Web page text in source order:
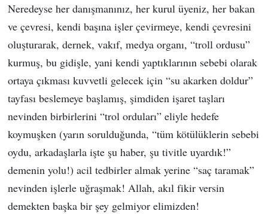
Neredeyse her danışmanınız, her kurul üyeniz, her bakan
ve çevresi, kendi başına işler çevirmeye, kendi çevresini
oluşturarak, dernek, vakıf, medya organı, “troll ordusu”
kurmuş, bu gidişle, yani kendi yaptıklarının sebebi olarak
ortaya çıkması kuvvetli gelecek için “su akarken doldur”
tayfası beslemeye başlamış, şimdiden işaret taşları
nevinden birbirlerini “trol orduları” eliyle hedefe
koymuşken (yarın sorulduğunda, “tüm kötülüklerin sebebi
oydu, arkadaşlarla işte şu haber, şu tivitle uyardık!”
demenin yolu!) acil tedbirler almak yerine “saç taramak”
nevinden işlerle uğraşmak! Allah, akıl fikir versin
demekten başka bir şey gelmiyor elimizden!